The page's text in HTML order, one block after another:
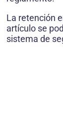
La retención
artículo se
sistema de